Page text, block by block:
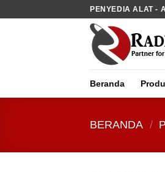
PENYEDIA ALAT -
Beranda
BERANDA /